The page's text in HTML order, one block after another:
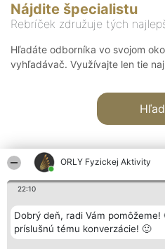
ORLY Fyzickej Aktivity
22:10
Dobrý deň, radi Vám pomôžeme!
príslušnú tému konverzácie! 🙂
Nájdite špecialistu
Rebríček združuje tých
Hľadáte odborníka vo svojom
vyhľadávač. Využívajte len tie
Organizátor hodnotenia
Bright Side Solutions sp. z o.
o. sp. k.
Laureáti
Lista